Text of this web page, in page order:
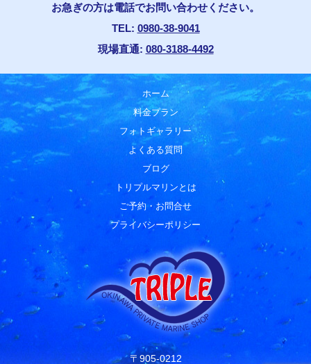
お急ぎの方は電話でお問い合わせください。
TEL: 0980-38-9041
現場直通: 080-3188-4492
ホーム
料金プラン
フォトギャラリー
よくある質問
ブログ
トリプルマリンとは
ご予約・お問合せ
プライバシーポリシー
〒905-0212